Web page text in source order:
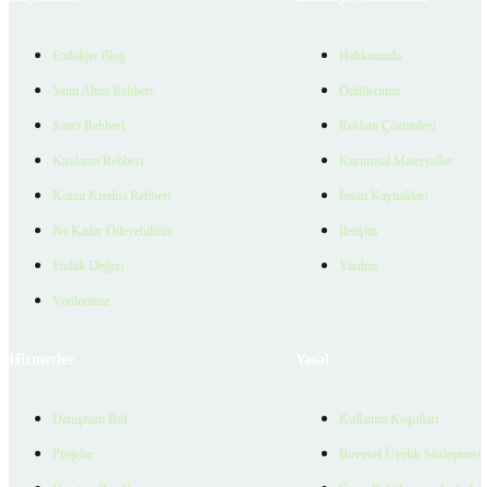
Emlakjet Blog
Satın Alma Rehberi
Satıcı Rehberi
Kiralama Rehberi
Konut Kredisi Rehberi
Ne Kadar Ödeyebilirim
Emlak Değeri
Verilerimiz
Hakkımızda
Ödüllerimiz
Reklam Çözümleri
Kurumsal Materyaller
İnsan Kaynakları
İletişim
Yardım
Danışman Bul
Projeler
Kullanım Koşulları
Bireysel Üyelik Sözleşmesi